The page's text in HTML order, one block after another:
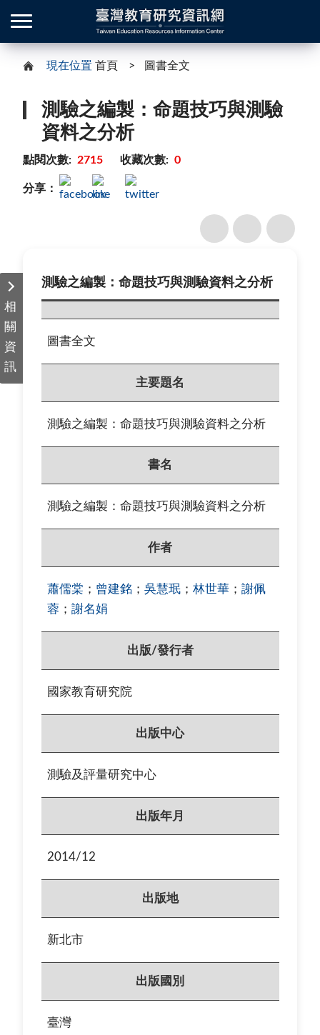
現在位置 首頁 圖書全文
測驗之編製：命題技巧與測驗
資料之分析
點閱次數: 2715 收藏次數: 0
分享：
相
關
資
訊
測驗之編製：命題技巧與測驗資料之分析
圖書全文
主要題名
測驗之編製：命題技巧與測驗資料之分析
書名
測驗之編製：命題技巧與測驗資料之分析
作者
蕭儒棠 ； 曾建銘 ； 吳慧珉 ； 林世華 ； 謝佩
蓉 ； 謝名娟
出版/發行者
國家教育研究院
出版中心
測驗及評量研究中心
出版年月
2014/12
出版地
新北市
出版國別
臺灣